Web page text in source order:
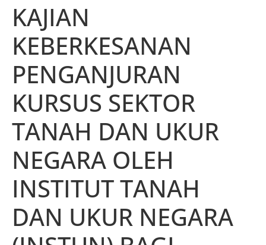
KAJIAN
KEBERKESANAN
PENGANJURAN
KURSUS SEKTOR
TANAH DAN UKUR
NEGARA OLEH
INSTITUT TANAH
DAN UKUR NEGARA